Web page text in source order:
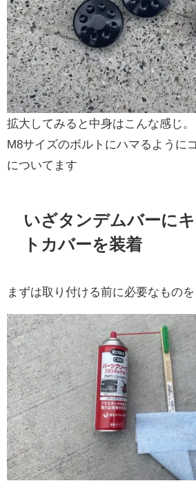
拡大してみると中身はこんな感じ。
M8サイズのボルトにハマるように
についてます
いざタンデムバーに
トカバーを装着
まずは取り付ける前に必要なものを